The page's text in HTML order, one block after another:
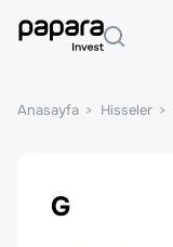
Anasayfa Hisseler
G